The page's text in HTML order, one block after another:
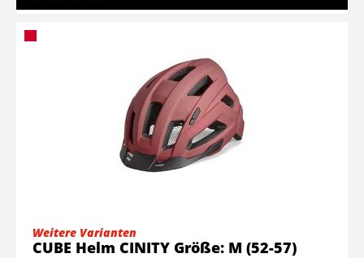
Weitere Varianten
CUBE Helm CINITY Größe: M (52-57)